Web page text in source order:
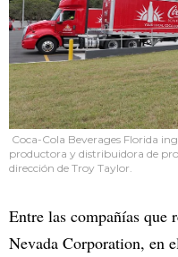
Coca-Cola Beverages Florida
productora y distribuidora de
dirección de Troy Taylor.
Entre las compañías que
Nevada Corporation, en